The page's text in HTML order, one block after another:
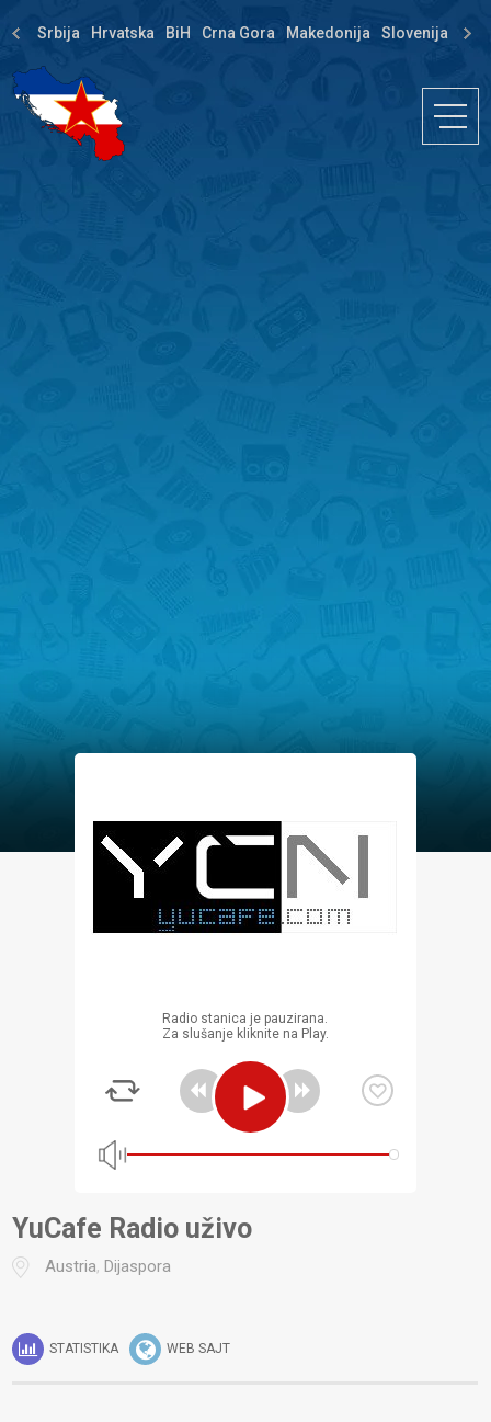
Srbija Hrvatska BiH Crna Gora Makedonija Slovenija
Radio stanica je pauzirana.
Za slušanje kliknite na Play.
YuCafe Radio uživo
Austria,Dijaspora
STATISTIKA WEB SAJT